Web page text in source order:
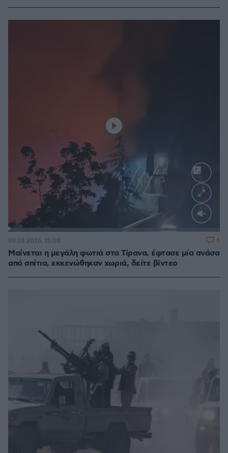
Μαίνεται η μεγάλη φωτιά στα Τίρανα, έφτασε μία ανάσα
από σπίτια, εκκενώθηκαν χωριά, δείτε βίντεο
09.08.2026, 15:00 6